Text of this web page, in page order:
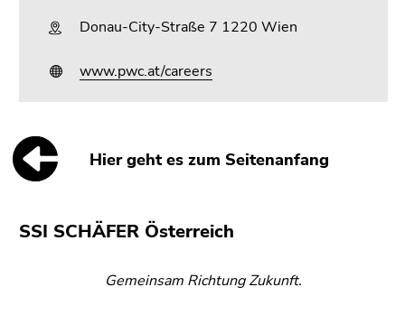
Donau-City-Straße 7 1220 Wien
www.pwc.at/careers
Hier geht es zum Seitenanfang
SSI SCHÄFER Österreich
Gemeinsam Richtung Zukunft.